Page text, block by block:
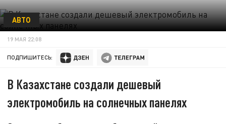
АВТО
19 МАЯ 22:08
ПОДПИШИТЕСЬ:
В Казахстане создали дешевый
электромобиль на солнечных панелях